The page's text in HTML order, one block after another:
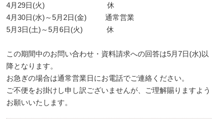
4月29日(火) 休
4月30日(水)～5月2日(金) 通常営業
5月3日(土)～5月6日(火) 休
この期間中のお問い合わせ・資料請求への回答は5月7日(水)以
降となります。
お急ぎの場合は通常営業日にお電話でご連絡ください。
ご不便をお掛けし申し訳ございませんが、ご理解賜りますよう
お願いいたします。